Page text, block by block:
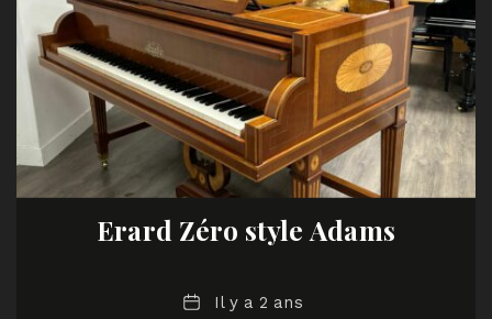
Erard Zéro style Adams
DateIl y a 2 ans